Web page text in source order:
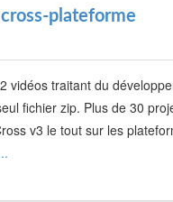
plateforme
vidéos traitant du
fichier zip. Plus de 30
v3 le tout sur les